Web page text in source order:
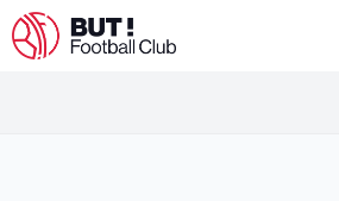
Aller
au